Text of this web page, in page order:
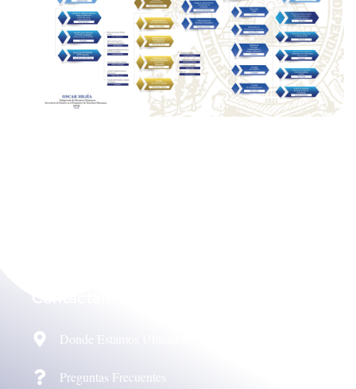
Donde Estamos Ubicados
Preguntas Frecuentes